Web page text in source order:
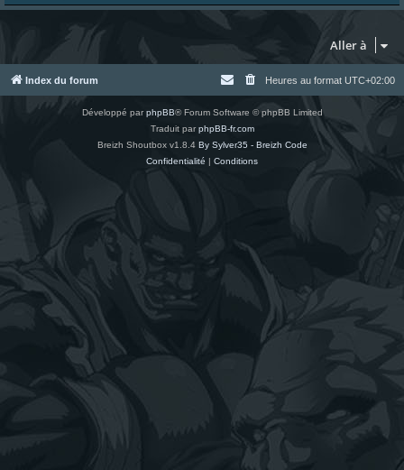
Aller à
Index du forum Heures au format UTC+02:00
Développé parphpBB® Forum Software © phpBB Limited
Traduit par phpBB-fr.com
Breizh Shoutbox v1.8.4 By Sylver35 - Breizh Code
Confidentialité | Conditions